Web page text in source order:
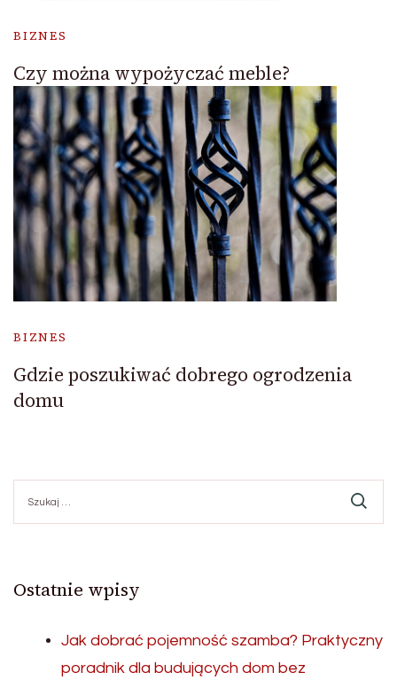
BIZNES
Czy można wypożyczać meble?
BIZNES
Gdzie poszukiwać dobrego ogrodzenia
domu
Ostatnie wpisy
Jak dobrać pojemność szamba? Praktyczny
poradnik dla budujących dom bez